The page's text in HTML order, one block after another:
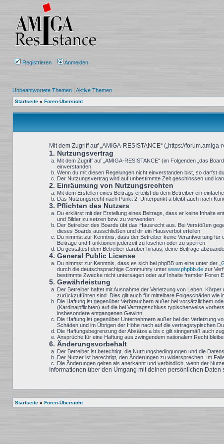
Registrieren Anmelden
Unbeantwortete Themen | Aktive Themen
Startseite » Foren-Übersicht
Mit dem Zugriff auf „AMIGA-RESISTANCE“ („https://
1. Nutzungsvertrag
Mit dem Zugriff auf „AMIGA-RESISTANCE“ (im Folgenden „das
einverstanden.
Wenn du mit diesen Regelungen nicht einverstanden bist, so darfst
Der Nutzungsvertrag wird auf unbestimmte Zeit geschlossen und
2. Einräumung von Nutzungsrechten
Mit dem Erstellen eines Beitrags erteilst du dem Betreiber ein
Das Nutzungsrecht nach Punkt 2, Unterpunkt a bleibt auch nach
3. Pflichten des Nutzers
Du erklärst mit der Erstellung eines Beitrags, dass er keine Inhalte
und Bilder zu setzen bzw. zu verwenden.
Der Betreiber des Boards übt das Hausrecht aus. Bei Verstößen
dieses Boards ausschließen und dir ein Hausverbot erteilen.
Du nimmst zur Kenntnis, dass der Betreiber keine Verantwortung
Beiträge und Funktionen jederzeit zu löschen oder zu sperren.
Du gestattest dem Betreiber darüber hinaus, deine Beiträge
4. General Public License
Du nimmst zur Kenntnis, dass es sich bei phpBB um eine unter der „
durch die deutschsprachige Community unter www.phpbb.de zur
bestimmte Zwecke nicht untersagen oder auf Inhalte fremder Foren
5. Gewährleistung
Der Betreiber haftet mit Ausnahme der Verletzung von Leben,
zurückzuführen sind. Dies gilt auch für mittelbare Folgeschäden wie
Die Haftung ist gegenüber Verbrauchern außer bei vorsätzlichem
(Kardinalpflichten) auf die bei Vertragsschluss typischerweise
insbesondere entgangenen Gewinn.
Die Haftung ist gegenüber Unternehmern außer bei der Verletzung
Schäden und im Übrigen der Höhe nach auf die vertragstypischen
Die Haftungsbegrenzung der Absätze a bis c gilt sinngemäß auch
Ansprüche für eine Haftung aus zwingendem nationalem Recht
6. Änderungsvorbehalt
Der Betreiber ist berechtigt, die Nutzungsbedingungen und die
Der Nutzer ist berechtigt, den Änderungen zu widersprechen. Im
Die Änderungen gelten als anerkannt und verbindlich, wenn der
Informationen über den Umgang mit deinen persönlichen
Startseite » Foren-Übersicht